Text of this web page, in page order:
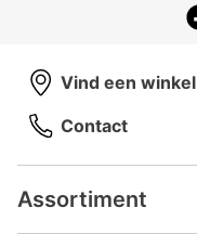
Assortiment
Vind een winkel
Contact